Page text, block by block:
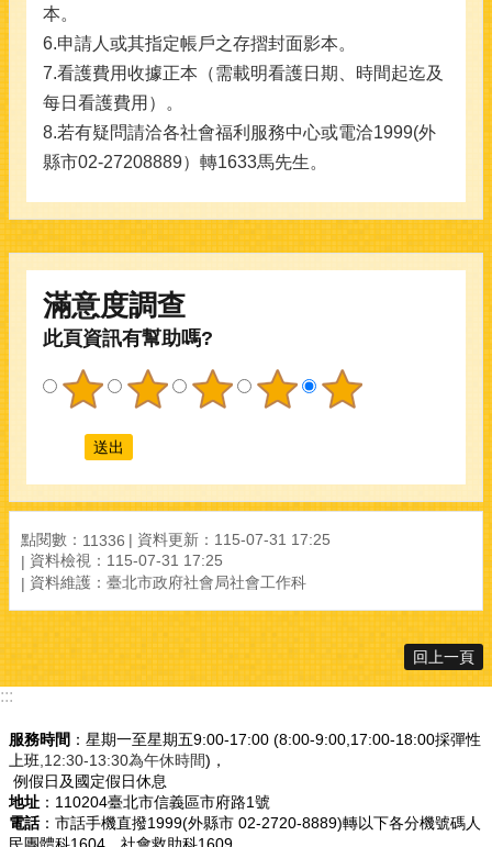
本。
6.申請人或其指定帳戶之存摺封面影本。
7.看護費用收據正本（需載明看護日期、時間起迄及
每日看護費用）。
8.若有疑問請洽各社會福利服務中心或電洽1999(外
縣市02-27208889）轉1633馬先生。
滿意度調查
此頁資訊有幫助嗎?
點閱數： 11336
資料更新：115-07-31 17:25
資料檢視：115-07-31 17:25
資料維護：臺北市政府社會局社會工作科
回上一頁
:::
服務時間 ：星期一至星期五9:00-17:00 (8:00-9:00,17:00-18:00採彈性
上班 ,12:30-13:30為午休時間)，
例假日及國定假日休息
地址 ：110204臺北市信義區市府路1號
電話：市話手機直撥1999(外縣市 02-2720-8889)轉以下各分機號碼人
民團體科1604、社會救助科1609、